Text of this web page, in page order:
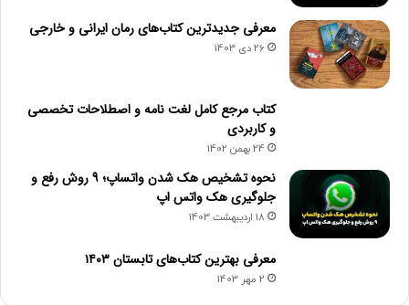
معرفی جدیدترین کتاب‌های رمان ایرانی و خارجی
26 دی 1403
کتاب مرجع کامل لغت نامه و اصطلاحات تخصصی
و کاربردی
24 بهمن 1402
نحوه تشخیص هک شدن واتساپ؛ 9 روش رفع و
جلوگیری هک واتس اپ
18 اردیبهشت 1403
معرفی بهترین کتاب‌های تابستان ۱۴۰۳
2 مهر 1403